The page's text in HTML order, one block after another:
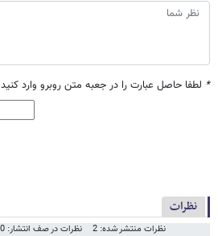
* لطفا حاصل عبارت را در جعبه متن روبرو وارد کنید
نظرات
نظرات منتشر شده: 2 نظرات در صف انتشار: 0